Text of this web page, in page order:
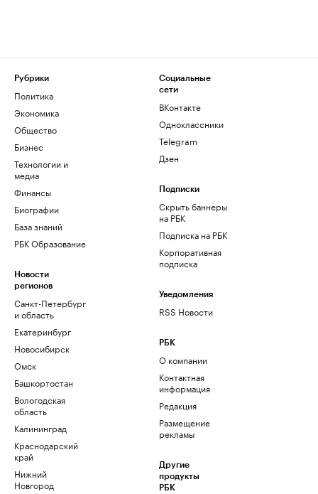
Рубрики
Политика
Экономика
Общество
Бизнес
Технологии и
медиа
Финансы
Биографии
База знаний
РБК Образование
Новости
регионов
Санкт-Петербург
и область
Екатеринбург
Новосибирск
Омск
Башкортостан
Вологодская
область
Калининград
Краснодарский
край
Нижний
Новгород
Социальные
сети
ВКонтакте
Одноклассники
Telegram
Дзен
Подписки
Скрыть баннеры
на РБК
Подписка на РБК
Корпоративная
подписка
Уведомления
RSS Новости
РБК
О компании
Контактная
информация
Редакция
Размещение
рекламы
Другие
продукты
РБК